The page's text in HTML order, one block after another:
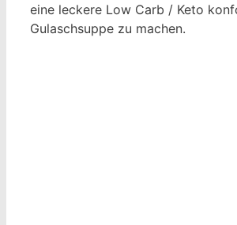
eine leckere Low Carb / Keto
Gulaschsuppe zu machen.